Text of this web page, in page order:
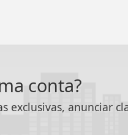
conta?
exclusivas, anunciar